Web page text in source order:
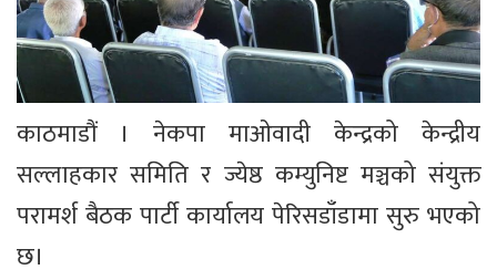
काठमाडौं । नेकपा माओवादी केन्द्रको केन्द्रीय
सल्लाहकार समिति र ज्येष्ठ कम्युनिष्ट मञ्चको संयुक्त
परामर्श बैठक पार्टी कार्यालय पेरिसडाँडामा सुरु भएको
छ।